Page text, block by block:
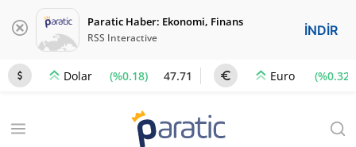
Paratic Haber: Ekonomi, Finans
RSS Interactive İNDİR
Dolar (%0.18) 47.71 Euro (%0.32)